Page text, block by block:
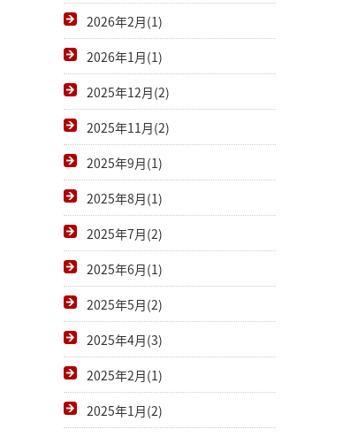
2026年2月(1)
2026年1月(1)
2025年12月(2)
2025年11月(2)
2025年9月(1)
2025年8月(1)
2025年7月(2)
2025年6月(1)
2025年5月(2)
2025年4月(3)
2025年2月(1)
2025年1月(2)